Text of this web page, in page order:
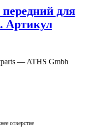
для
Артикул
— ATHS Gmbh
отверстие